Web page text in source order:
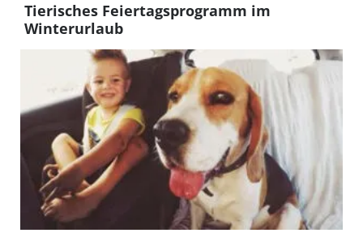
Tierisches Feiertagsprogramm im
Winterurlaub